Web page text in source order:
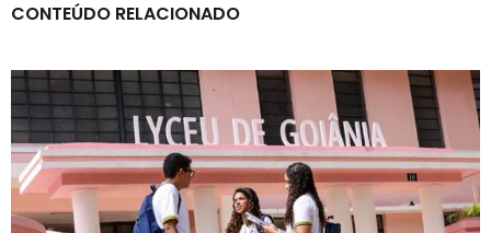
CONTEÚDO RELACIONADO